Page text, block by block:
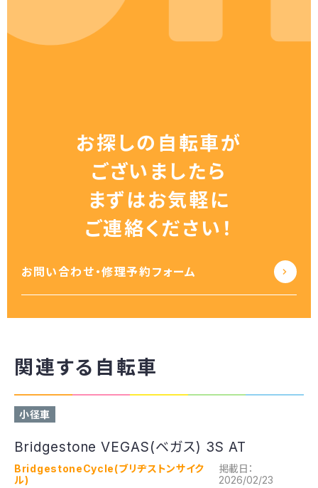
お探しの自転車が
ございましたら
まずはお気軽に
ご連絡ください！
お問い合わせ・修理予約フォーム
関連する自転車
Bridgestone VEGAS(ベガス) 3S AT
小径車
BridgestoneCycle(ブリヂストンサイク
ル)
掲載日：
2026/02/23